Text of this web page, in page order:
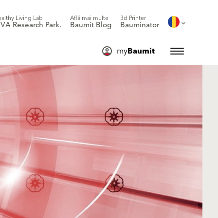
Living Lab
Research Park.
Află mai multe
Baumit Blog
3d Printer
Bauminator
myBaumit